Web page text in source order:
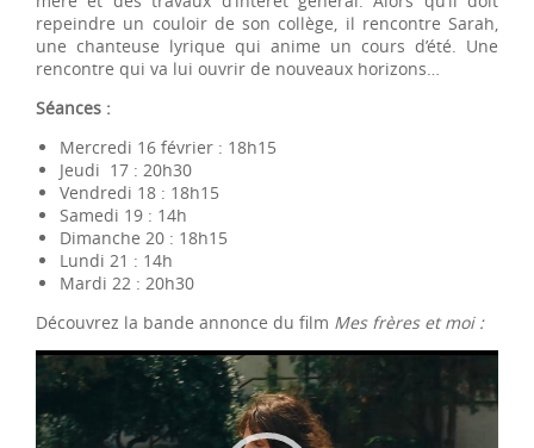
repeindre un couloir de son collège, il rencontre Sarah,
une chanteuse lyrique qui anime un cours d’été. Une
rencontre qui va lui ouvrir de nouveaux horizons…
Séances :
Mercredi 16 février : 18h15
Jeudi 17 : 20h30
Vendredi 18 : 18h15
Samedi 19 : 14h
Dimanche 20 : 18h15
Lundi 21 : 14h
Mardi 22 : 20h30
Découvrez la bande annonce du film Mes frères et moi:
Lecteur
vidéo